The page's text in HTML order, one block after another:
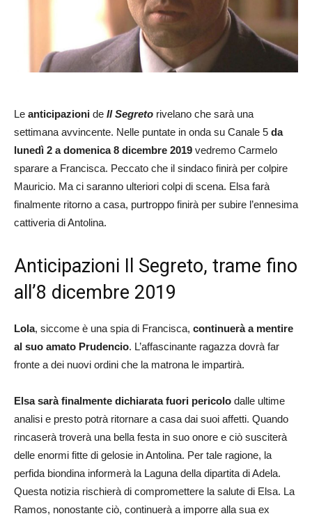
Le anticipazioni de Il Segreto rivelano che sarà una
settimana avvincente. Nelle puntate in onda su Canale 5 da
lunedì 2 a domenica 8 dicembre 2019 vedremo Carmelo
sparare a Francisca. Peccato che il sindaco finirà per colpire
Mauricio. Ma ci saranno ulteriori colpi di scena. Elsa farà
finalmente ritorno a casa, purtroppo finirà per subire l’ennesima
cattiveria di Antolina.
Anticipazioni Il Segreto, trame fino
all’8 dicembre 2019
Lola, siccome è una spia di Francisca, continuerà a mentire
al suo amato Prudencio. L’affascinante ragazza dovrà far
fronte a dei nuovi ordini che la matrona le impartirà.
Elsa sarà finalmente dichiarata fuori pericolo dalle ultime
analisi e presto potrà ritornare a casa dai suoi affetti. Quando
rincaserà troverà una bella festa in suo onore e ciò susciterà
delle enormi fitte di gelosie in Antolina. Per tale ragione, la
perfida biondina informerà la Laguna della dipartita di Adela.
Questa notizia rischierà di compromettere la salute di Elsa. La
Ramos, nonostante ciò, continuerà a imporre alla sua ex